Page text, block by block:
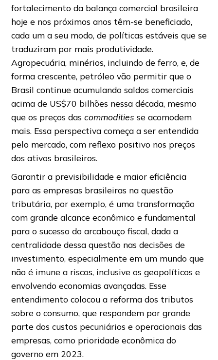
fortalecimento da balança comercial brasileira
hoje e nos próximos anos têm-se beneficiado,
cada um a seu modo, de políticas estáveis que se
traduziram por mais produtividade.
Agropecuária, minérios, incluindo de ferro, e, de
forma crescente, petróleo vão permitir que o
Brasil continue acumulando saldos comerciais
acima de US$70 bilhões nessa década, mesmo
que os preços das commodities se acomodem
mais. Essa perspectiva começa a ser entendida
pelo mercado, com reflexo positivo nos preços
dos ativos brasileiros.
Garantir a previsibilidade e maior eficiência
para as empresas brasileiras na questão
tributária, por exemplo, é uma transformação
com grande alcance econômico e fundamental
para o sucesso do arcabouço fiscal, dada a
centralidade dessa questão nas decisões de
investimento, especialmente em um mundo que
não é imune a riscos, inclusive os geopolíticos e
envolvendo economias avançadas. Esse
entendimento colocou a reforma dos tributos
sobre o consumo, que respondem por grande
parte dos custos pecuniários e operacionais das
empresas, como prioridade econômica do
governo em 2023.